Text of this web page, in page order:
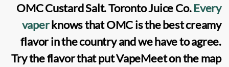
OMC Custard Salt. Toronto Juice Co.Every
vaperknows thatOMCis the best creamy
flavor in the country and we have to agree.
Try the flavor that putVapeMeeton the map